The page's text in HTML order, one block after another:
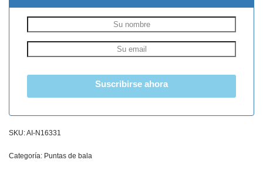
Suscribirse ahora
SKU:AI-N16331
Categoría: Puntas de bala